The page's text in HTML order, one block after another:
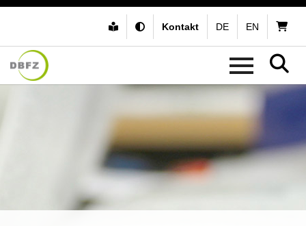
Kontakt DE EN